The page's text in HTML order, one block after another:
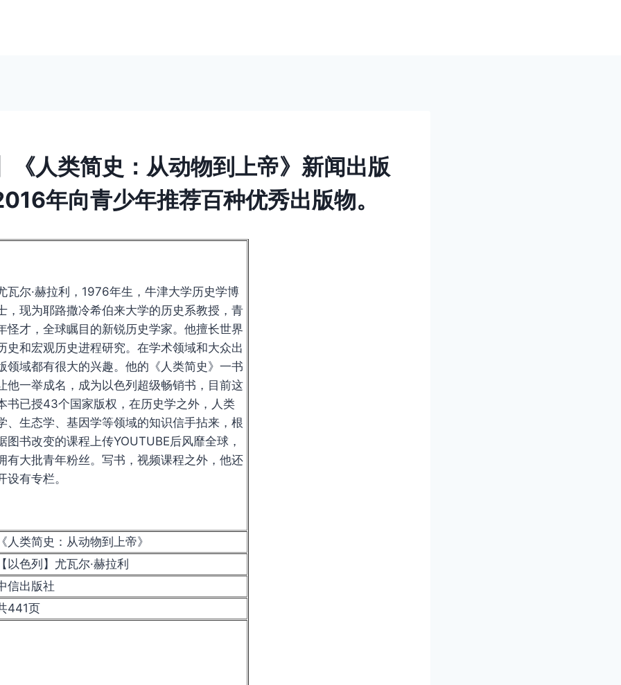
《人类简史：从动物到上帝》新闻出版
年向青少年推荐百种优秀出版物。
瓦尔·赫拉利，1976年生，牛津大学历史学博
，现为耶路撒冷希伯来大学的历史系教授，青
怪才，全球瞩目的新锐历史学家。他擅长世界
史和宏观历史进程研究。在学术领域和大众出
领域都有很大的兴趣。他的《人类简史》一书
他一举成名，成为以色列超级畅销书，目前这
书已授43个国家版权，在历史学之外，人类
、生态学、基因学等领域的知识信手拈来，根
图书改变的课程上传YOUTUBE后风靡全球，
有大批青年粉丝。写书，视频课程之外，他还
设有专栏。
人类简史：从动物到上帝》
以色列】尤瓦尔·赫拉利
信出版社
441页